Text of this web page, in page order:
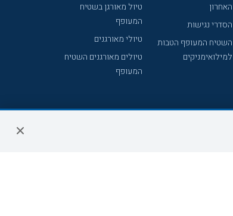
האחרון
הסדרי נגישות
השטיח המעופף הטבות
למילואימניקים
טיול מאורגן בשטיח
המעופף
טיולי מאורגנים
טיולים מאורגנים השטיח
המעופף